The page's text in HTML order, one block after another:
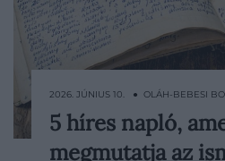
A napló sokszor a
hiszen olyan
2026. JÚNIUS 10. ● OLÁH-BEBESI
5 híres napló,
megmutatja az